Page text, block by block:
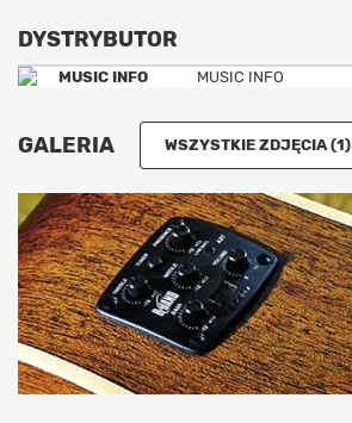
DYSTRYBUTOR
MUSIC INFO
GALERIA WSZYSTKIE ZDJĘCIA (1)